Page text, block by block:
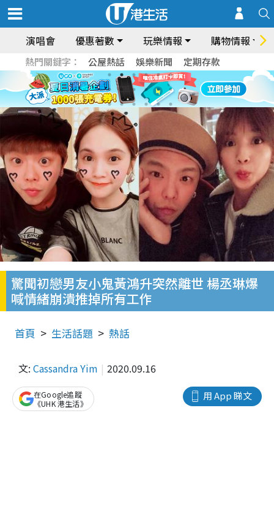
演唱會 優惠著數 玩樂情報 購物情報
熱門關鍵字： 公屋熱話 娛樂新聞 定期存款
驚聞初戀男友小鬼黃鴻升突然離世 楊丞琳爆
喊情緒崩潰推掉所有工作
首頁 生活話題 熱話
文: Cassandra Yim 2020.09.16
用 App 睇文
在Google追蹤
《UHK 港生活》